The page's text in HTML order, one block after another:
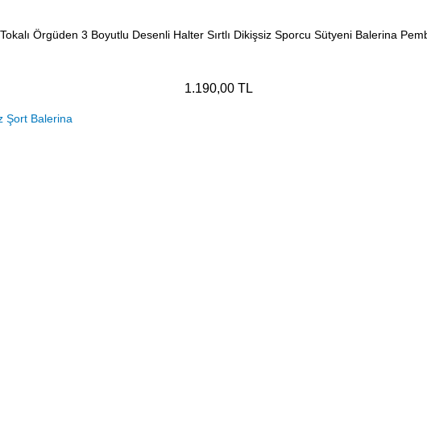
Tokalı Örgüden 3 Boyutlu Desenli Halter Sırtlı Dikişsiz Sporcu Sütyeni Balerina
1.190,00 TL